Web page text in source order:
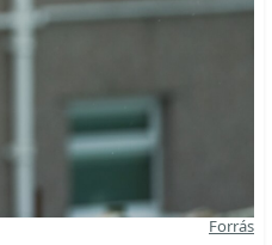
Forrás